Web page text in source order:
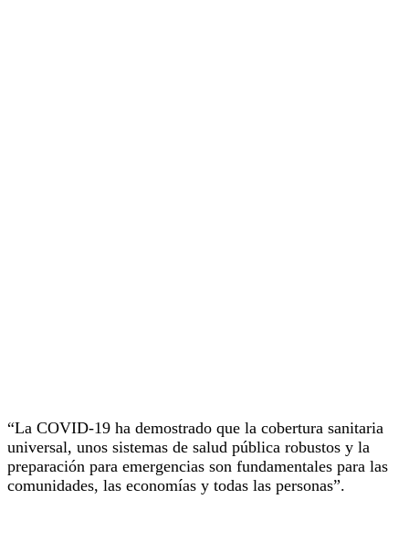
“La COVID-19 ha demostrado que la cobertura sanitaria
universal, unos sistemas de salud pública robustos y la
preparación para emergencias son fundamentales para las
comunidades, las economías y todas las personas”.